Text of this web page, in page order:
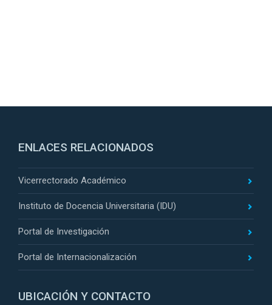
ENLACES RELACIONADOS
Vicerrectorado Académico
Instituto de Docencia Universitaria (IDU)
Portal de Investigación
Portal de Internacionalización
UBICACIÓN Y CONTACTO